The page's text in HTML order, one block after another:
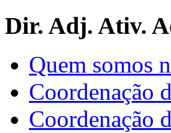
Dir. Adj. Ativ.
Quem somos
Coordenação
Coordenação